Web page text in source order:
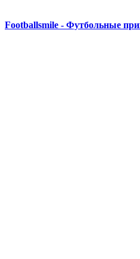
Footballsmile - Футбольные